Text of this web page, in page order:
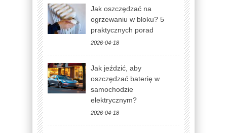
Jak oszczędzać na
ogrzewaniu w bloku? 5
praktycznych porad
2026-04-18
Jak jeździć, aby
oszczędzać baterię w
samochodzie
elektrycznym?
2026-04-18